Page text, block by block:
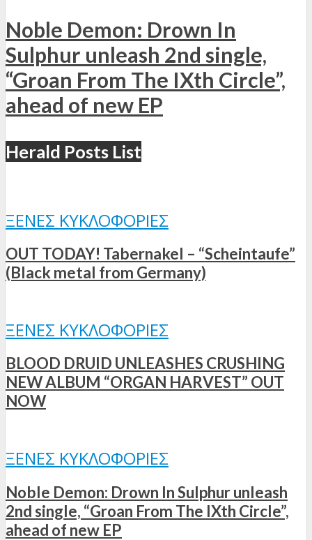
Noble Demon: Drown In
Sulphur unleash 2nd single,
“Groan From The IXth Circle”,
ahead of new EP
Herald Posts List
ΞΈΝΕΣ ΚΥΚΛΟΦΟΡΊΕΣ
OUT TODAY! Tabernakel – “Scheintaufe”
(Black metal from Germany)
ΞΈΝΕΣ ΚΥΚΛΟΦΟΡΊΕΣ
BLOOD DRUID UNLEASHES CRUSHING
NEW ALBUM “ORGAN HARVEST” OUT
NOW
ΞΈΝΕΣ ΚΥΚΛΟΦΟΡΊΕΣ
Noble Demon: Drown In Sulphur unleash
2nd single, “Groan From The IXth Circle”,
ahead of new EP